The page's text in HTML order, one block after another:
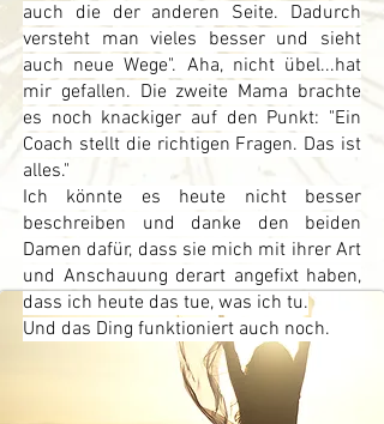
auch die der anderen Seite. Dadurch
versteht man vieles besser und sieht
auch neue Wege". Aha, nicht übel...hat
mir gefallen. Die zweite Mama brachte
es noch knackiger auf den Punkt: "Ein
Coach stellt die richtigen Fragen. Das ist
alles."
Ich könnte es heute nicht besser
beschreiben und danke den beiden
Damen dafür, dass sie mich mit ihrer Art
und Anschauung derart angefixt haben,
dass ich heute das tue, was ich tu.
Und das Ding funktioniert auch noch.